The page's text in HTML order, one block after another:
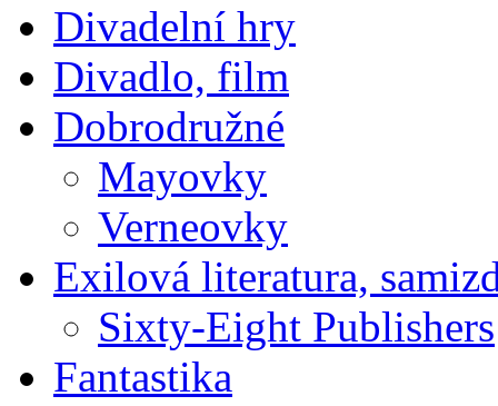
Divadelní hry
Divadlo, film
Dobrodružné
Mayovky
Verneovky
Exilová literatura,
Sixty-Eight Publishers
Fantastika